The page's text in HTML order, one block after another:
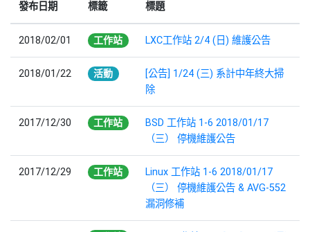
發布日期 標籤 標題
2018/02/01 工作站 LXC工作站 2/4 (日) 維護公告
2018/01/22 活動
[公告] 1/24 (三) 系計中年終大掃
除
2017/12/30 工作站
BSD 工作站 1-6 2018/01/17
（三） 停機維護公告
2017/12/29 工作站
Linux 工作站 1-6 2018/01/17
（三） 停機維護公告 & AVG-552
漏洞修補